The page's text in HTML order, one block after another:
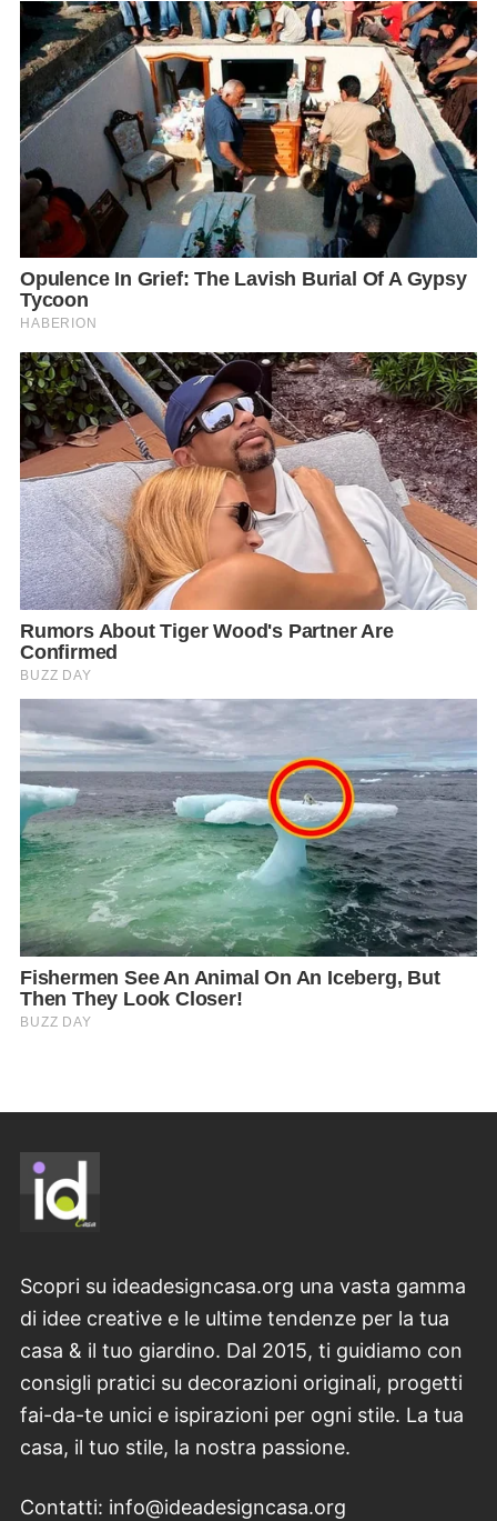
Scopri su ideadesigncasa.org una vasta gamma
di idee creative e le ultime tendenze per la tua
casa & il tuo giardino. Dal 2015, ti guidiamo con
consigli pratici su decorazioni originali, progetti
fai-da-te unici e ispirazioni per ogni stile. La tua
casa, il tuo stile, la nostra passione.
Contatti: info@ideadesigncasa.org